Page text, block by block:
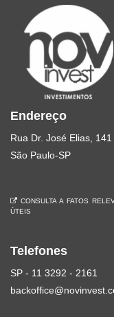
Endereço
Rua Dr. José Elias,
São Paulo-SP
CONSULTA A FATOS
ÚTEIS
Telefones
SP - 11 3292 - 2161